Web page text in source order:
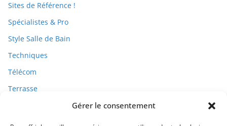
Gérer le consentement
Sites de Référence !
Spécialistes & Pro
Style Salle de Bain
Techniques
Télécom
Terrasse